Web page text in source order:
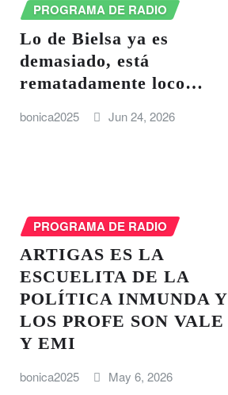
PROGRAMA DE RADIO
Lo de Bielsa ya es
demasiado, está
rematadamente loco…
bonica2025 Jun 24, 2026
PROGRAMA DE RADIO
ARTIGAS ES LA
ESCUELITA DE LA
POLÍTICA INMUNDA Y
LOS PROFE SON VALE
Y EMI
bonica2025 May 6, 2026